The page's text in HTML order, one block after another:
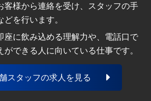
客様から連絡を受け、スタッフの手
を行います。
座に飲み込める理解力や、電話口で
ができる人に向いている仕事です。
スタッフの求人を見る